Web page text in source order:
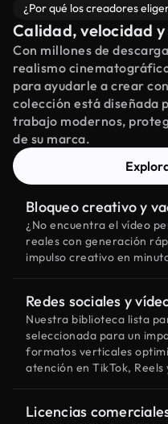
¿Por qué los creadores
Calidad, velocidad
Con millones de
realismo
para ayudarle a crear
colección está diseñada
trabajo modernos,
de su marca.
Bloqueo creativo y
¿No encuentra el vídeo
reales con generación
impulso creativo en
Redes sociales y
Nuestra biblioteca lista
seleccionada para un
formatos verticales
atención en TikTok, Reels
Licencias